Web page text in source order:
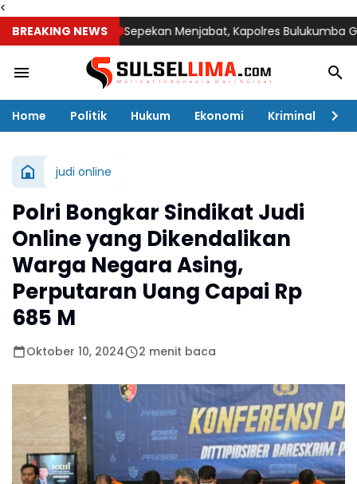
<
BREAKING NEWSSepekan Menjabat, Kapolres Bulukumba Gelar
Home Politik Hukum Ekonomi Kriminal
judi online
Polri Bongkar Sindikat Judi
Online yang Dikendalikan
Warga Negara Asing,
Perputaran Uang Capai Rp
685 M
Oktober 10, 2024 2 menit baca